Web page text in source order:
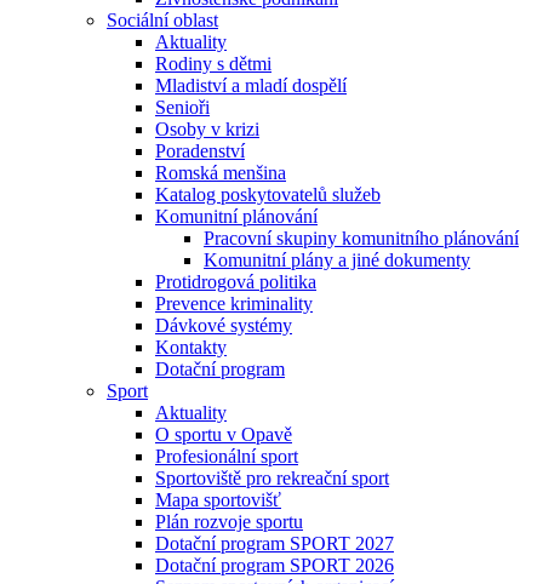
Sociální oblast
Aktuality
Rodiny s dětmi
Mladiství a mladí dospělí
Senioři
Osoby v krizi
Poradenství
Romská menšina
Katalog poskytovatelů služeb
Komunitní plánování
Pracovní skupiny komunitního plánování
Komunitní plány a jiné dokumenty
Protidrogová politika
Prevence kriminality
Dávkové systémy
Kontakty
Dotační program
Sport
Aktuality
O sportu v Opavě
Profesionální sport
Sportoviště pro rekreační sport
Mapa sportovišť
Plán rozvoje sportu
Dotační program SPORT 2027
Dotační program SPORT 2026